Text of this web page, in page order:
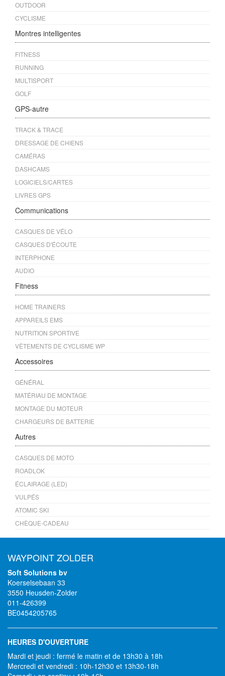
OUTDOOR
CYCLISME
Montres intelligentes
FITNESS
RUNNING
MULTISPORT
GOLF
GPS-autre
TRACK & TRACE
DRESSAGE DE CHIENS
CAMÉRAS
DASHCAMS
LOGICIELS/CARTES
LIVRES GPS
Communications
CASQUES DE VÉLO
CASQUES D'ÉCOUTE
INTERPHONE
AUDIO
Fitness
HOME TRAINERS
APPAREILS EMS
NUTRITION SPORTIVE
VÊTEMENTS DE CYCLISME WP
Accessoires
GÉNÉRAL
MATÉRIAU DE MONTAGE
MONTAGE DU MOTEUR
CHARGEURS DE BATTERIE
Autres
CASQUES DE MOTO
ROADLOK
ÉCLAIRAGE (LED)
VULPÉS
ATOMIC SKI
CHÈQUE-CADEAU
WAYPOINT ZOLDER
Soft Solutions bv
Koerselsebaan 33
3550 Heusden-Zolder
011-426399
BE0454205765
HEURES D'OUVERTURE
Mardi et jeudi : fermé le matin et de 13h30 à 18h
Mercredi et vendredi : 10h-12h30 et 13h30-18h